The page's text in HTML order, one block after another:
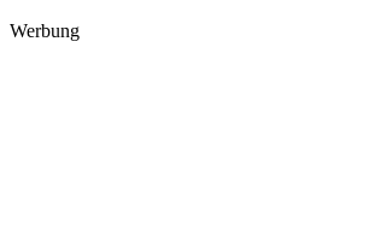
Werbung